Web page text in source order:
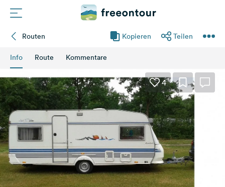
Magazin
Partner
Registrieren
Einloggen
Routen Kopieren Teilen
Info Route Kommentare
4